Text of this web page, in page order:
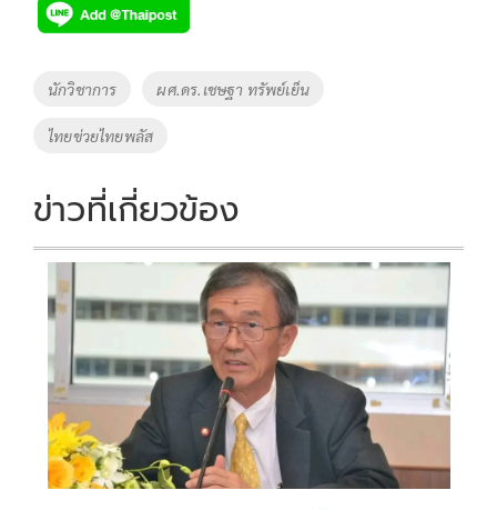
e
b
o
o
k
tt
er
p
y
Li
Tags
นักวิชาการ ผศ.ดร.เชษฐา ทรัพย์เย็น
ไทยข่วยไทยพลัส
ข่าวที่เกี่ยวข้อง